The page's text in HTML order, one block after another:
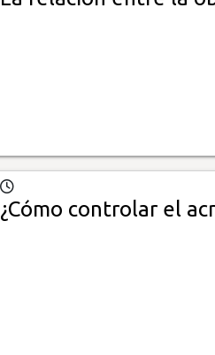
¿Cómo controlar el